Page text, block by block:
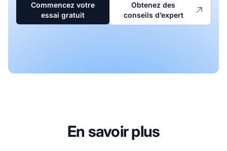
Commencez votre
essai gratuit
Obtenez des
conseils d’expert
En savoir plus